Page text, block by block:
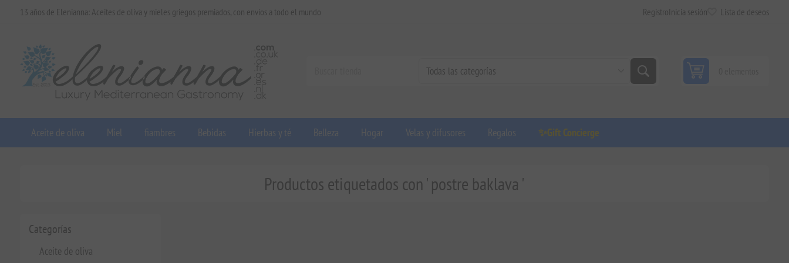
13 años de Elenianna: Aceites de oliva y mieles griegos premiados, con envíos a todo el mundo Registro Inicia sesión Lista de deseos
Aceite de oliva Miel fiambres Bebidas Hierbas y té Belleza Hogar Velas y difusores Regalos ✨Gift Concierge
Categorías
Aceite de oliva
Productos etiquetados con ' postre baklava '